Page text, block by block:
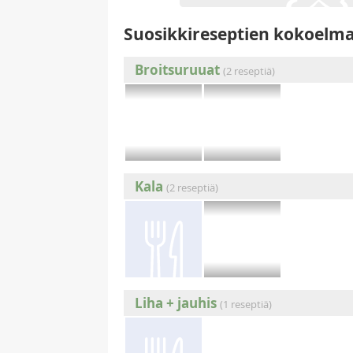
Suosikkireseptien
Broitsuruuat (2 reseptiä)
Kala (2 reseptiä)
Liha + jauhis (1 reseptiä)